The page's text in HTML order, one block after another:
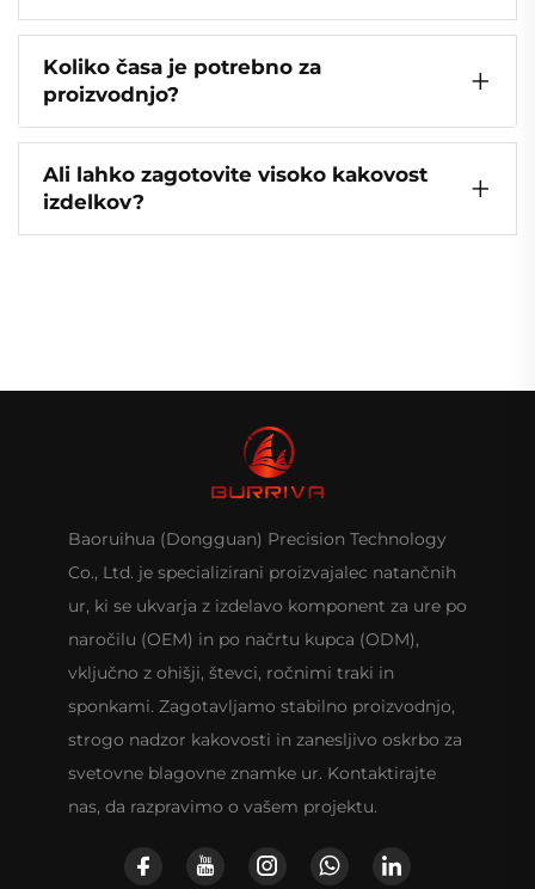
Koliko časa je potrebno za
proizvodnjo?
Ali lahko zagotovite visoko kakovost
izdelkov?
Baoruihua (Dongguan) Precision Technology
Co., Ltd. je specializirani proizvajalec natančnih
ur, ki se ukvarja z izdelavo komponent za ure po
naročilu (OEM) in po načrtu kupca (ODM),
vključno z ohišji, števci, ročnimi traki in
sponkami. Zagotavljamo stabilno proizvodnjo,
strogo nadzor kakovosti in zanesljivo oskrbo za
svetovne blagovne znamke ur. Kontaktirajte
nas, da razpravimo o vašem projektu.